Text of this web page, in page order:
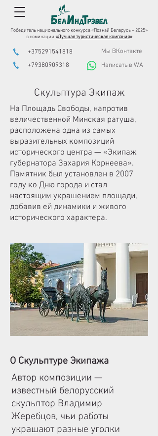
Победитель национального конкурса «Познай Беларусь – 2025»
в номинации «Лучшая туристическая компания»
+375291541818
Мы ВКонтакте
+79380909318
Написать в WA
Скульптура Экипаж
На Площадь Свободы, напротив
величественной Минская ратуша,
расположена одна из самых
выразительных композиций
исторического центра — «Экипаж
губернатора Захария Корнеева».
Памятник был установлен в 2007
году ко Дню города и стал
настоящим украшением площади,
добавив ей динамики и живого
исторического характера.
О Скульптуре Экипажа
Автор композиции —
известный белорусский
скульптор Владимир
Жеребцов, чьи работы
украшают разные уголки